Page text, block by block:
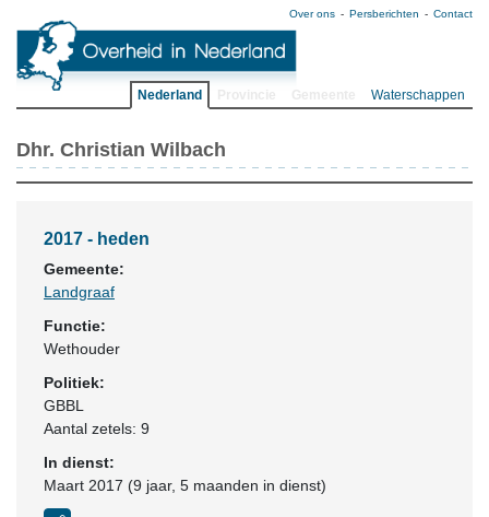
Over ons Persberichten Contact
Nederland Waterschappen
Dhr. Christian Wilbach
2017 - heden
Gemeente:
Landgraaf
Functie:
Wethouder
Politiek:
GBBL
Aantal zetels: 9
In dienst:
Maart 2017 (9 jaar, 5 maanden in dienst)